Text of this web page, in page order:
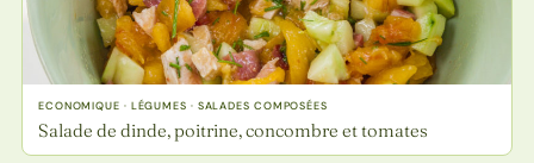
ECONOMIQUE · LÉGUMES · SALADES COMPOSÉES
Salade de dinde, poitrine, concombre et tomates